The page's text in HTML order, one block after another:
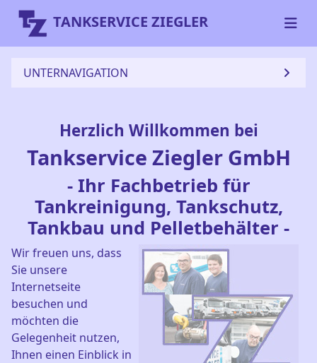
TANKSERVICE ZIEGLER
UNTERNAVIGATION
Herzlich Willkommen bei
Tankservice Ziegler GmbH
- Ihr Fachbetrieb für
Tankreinigung, Tankschutz,
Tankbau und Pelletbehälter -
Wir freuen uns, dass
Sie unsere
Internetseite
besuchen und
möchten die
Gelegenheit nutzen,
Ihnen einen Einblick in